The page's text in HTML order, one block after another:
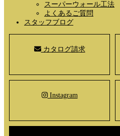
スーパーウォール工法
よくあるご質問
スタッフブログ
カタログ請求
Instagram